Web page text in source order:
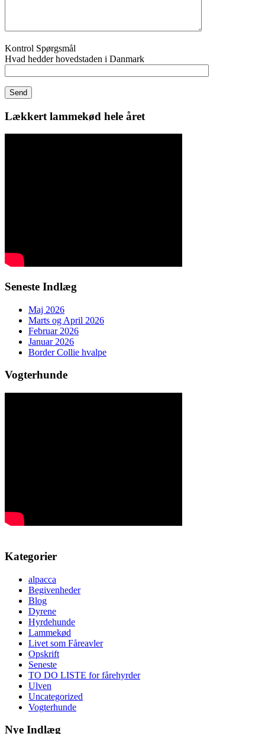
Kontrol Spørgsmål
Hvad hedder hovedstaden i Danmark
Lækkert lammekød hele året
Seneste Indlæg
Maj 2026
Marts og April 2026
Februar 2026
Januar 2026
Border Collie hvalpe
Vogterhunde
Kategorier
alpacca
Begivenheder
Blog
Dyrene
Hyrdehunde
Lammekød
Livet som Fåreavler
Opskrift
Seneste
TO DO LISTE for fårehyrder
Ulven
Uncategorized
Vogterhunde
Nye Indlæg